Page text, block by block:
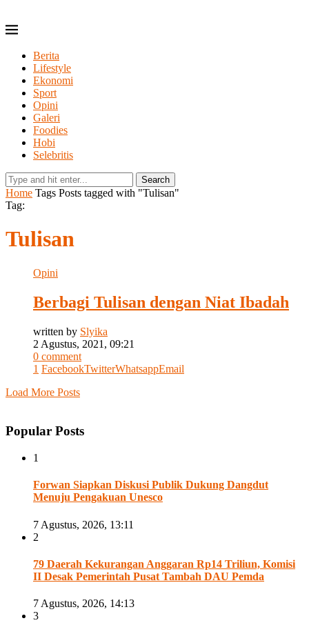
Berita
Lifestyle
Ekonomi
Sport
Opini
Galeri
Foodies
Hobi
Selebritis
Search
Home Tags Posts tagged with "Tulisan"
Tag:
Tulisan
Opini
Berbagi Tulisan dengan Niat Ibadah
written by Slyika
2 Agustus, 2021, 09:21
0 comment
1 FacebookTwitterWhatsappEmail
Load More Posts
Popular Posts
1
Forwan Siapkan Diskusi Publik Dukung Dangdut
Menuju Pengakuan Unesco
7 Agustus, 2026, 13:11
2
79 Daerah Kekurangan Anggaran Rp14 Triliun, Komisi
II Desak Pemerintah Pusat Tambah DAU Pemda
7 Agustus, 2026, 14:13
3